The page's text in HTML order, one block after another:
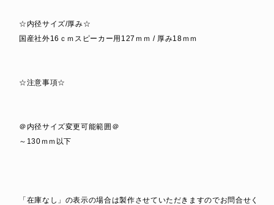
☆内径サイズ/厚み☆
国産社外16ｃｍスピーカー用127ｍｍ / 厚み18ｍｍ
☆注意事項☆
＠内径サイズ変更可能範囲＠
～130ｍｍ以下
「在庫なし」の表示の場合は製作させていただきますのでお問合せく